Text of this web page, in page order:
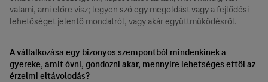
valami, ami előre visz; legyen szó egy megoldást vagy a fejlődési
lehetőséget jelentő mondatról, vagy akár együttműködésről.
A vállalkozása egy bizonyos szempontból mindenkinek a
gyereke, amit óvni, gondozni akar, mennyire lehetséges ettől az
érzelmi eltávolodás?